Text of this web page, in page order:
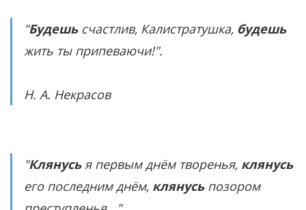
"Будешь счастлив, Калистратушка, будешь
жить ты припеваючи!".
Н. А. Некрасов
"Клянусья первым днём творенья, клянусь
его последним днём, клянусь позором